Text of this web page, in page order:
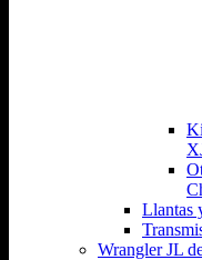
Llantas
Wrangler JL